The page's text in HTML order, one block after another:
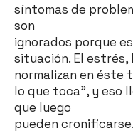
síntomas de
son
ignorados porque
situación. El estrés,
normalizan en éste
lo que toca”, y eso
que luego
pueden